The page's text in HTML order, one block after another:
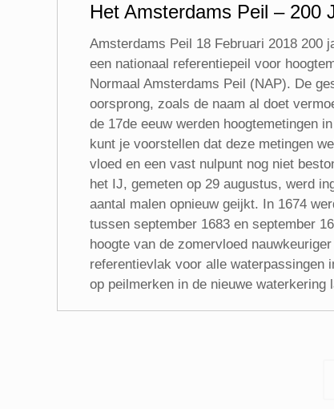
Het Amsterdams Peil – 200
Amsterdams Peil 18 Februari 2018 200
een nationaal referentiepeil voor
Normaal Amsterdams Peil (NAP). De
oorsprong, zoals de naam al doet
de 17de eeuw werden hoogtemetingen
kunt je voorstellen dat deze metingen
vloed en een vast nulpunt nog niet
het IJ, gemeten op 29 augustus, werd
aantal malen opnieuw geijkt. In 1674
tussen september 1683 en september
hoogte van de zomervloed
referentievlak voor alle waterpassingen
op peilmerken in de nieuwe waterkering